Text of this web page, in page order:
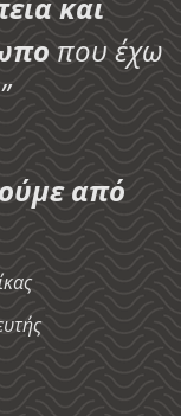
που έχω
από